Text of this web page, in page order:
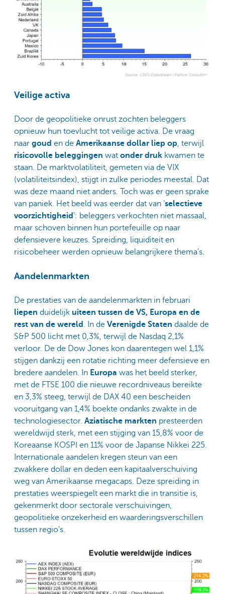
Veilige activa
Door de geopolitieke onrust zochten beleggers
opnieuw hun toevlucht tot veilige activa. De vraag
naar goud en de Amerikaanse dollar liep op, terwijl
risicovolle beleggingen wat onder druk kwamen te
staan. De marktvolatiliteit, gemeten via de VIX
(volatiliteitsindex), stijgt in zulke periodes meestal. Dat
was deze maand niet anders. Toch was er geen sprake
van paniek. Het beeld was eerder dat van ‘selectieve
voorzichtigheid ’: beleggers verkochten niet massaal,
maar schoven binnen hun portefeuille op naar
defensievere keuzes. Spreiding, liquiditeit en
risicobeheer werden opnieuw belangrijkere thema’s.
Aandelenmarkten
De prestaties van de aandelenmarkten in februari
liepen duidelijk uiteen tussen de VS, Europa en de
rest van de wereld . In de Verenigde Staten daalde de
S&P 500 licht met 0,3%, terwijl de Nasdaq 2,1%
verloor. De de Dow Jones kon daarentegen wel 1,1%
stijgen dankzij een rotatie richting meer defensieve en
bredere aandelen. In Europa was het beeld sterker,
met de FTSE 100 die nieuwe recordniveaus bereikte
en 3,3% steeg, terwijl de DAX 40 een bescheiden
vooruitgang van 1,4% boekte ondanks zwakte in de
technologiesector. Aziatische markten presteerden
wereldwijd sterk, met een stijging van 15,8% voor de
Koreaanse KOSPI en 11% voor de Japanse Nikkei 225.
Internationale aandelen kregen steun van een
zwakkere dollar en deden een kapitaalverschuiving
weg van Amerikaanse megacaps. Deze spreiding in
prestaties weerspiegelt een markt die in transitie is,
gekenmerkt door sectorale verschuivingen,
geopolitieke onzekerheid en waarderingsverschillen
tussen regio’s.